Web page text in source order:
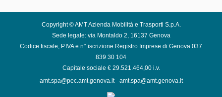
Copyright © AMT Azienda Mobilità e Trasporti S.p.A.
Sede legale: via Montaldo 2, 16137 Genova
Codice fiscale, P.IVA e n° iscrizione Registro Imprese di Genova 037
839 30 104
Capitale sociale € 29.521.464,00 i.v.
amt.spa@pec.amt.genova.it- amt.spa@amt.genova.it